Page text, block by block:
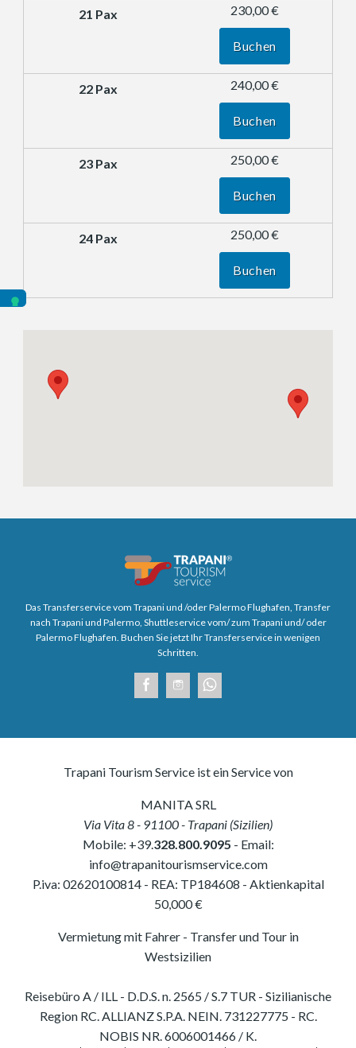
230,00 €
Buchen
240,00 €
Buchen
250,00 €
Buchen
250,00 €
Buchen
Das Transferservice vom Trapani und /oder Palermo Flughafen, Transfer
nach Trapani und Palermo, Shuttleservice vom/ zum Trapani und/ oder
Palermo Flughafen. Buchen Sie jetzt Ihr Transferservice in wenigen
Schritten.
Trapani Tourism Service ist ein Service von
MANITA SRL
Via Vita 8- 91100- Trapani (Sizilien)
Mobile: +39.328.800.9095 - Email:
info@trapanitourismservice.com
P.iva: 02620100814- REA: TP184608 - Aktienkapital
50,000 €
Vermietung mit Fahrer - Transfer und Tour in
Westsizilien
Reisebüro A / ILL - D.D.S. n. 2565 / S.7 TUR - Sizilianische
Region RC. ALLIANZ S.P.A. NEIN. 731227775 - RC.
NOBIS NR. 6006001466 / K.